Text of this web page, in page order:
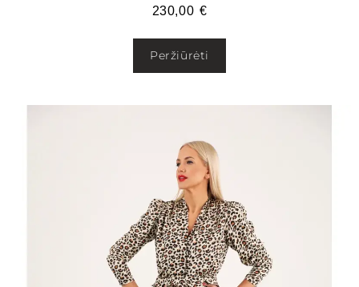
230,00 €
Peržiūrėti